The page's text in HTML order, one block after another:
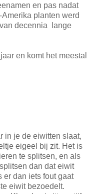
en pas nadat
planten werd
decennia lange
en komt het meestal
in je de eiwitten slaat,
eigeel bij zit. Het is
te splitsen, en als
dan dat eiwit
er dan iets fout gaat
eiwit bezoedelt.